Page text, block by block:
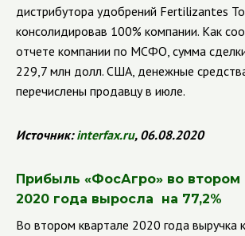
дистрибутора удобрений Fertilizantes
консолидировав 100% компании. Как
отчете компании по МСФО, сумма
229,7 млн долл. США, денежные
перечислены продавцу в июле.
Источник:interfax.ru, 06.08.2020
Прибыль «ФосАгро» во втором
2020 года выросла на 77,2%
Во втором квартале 2020 года выручка